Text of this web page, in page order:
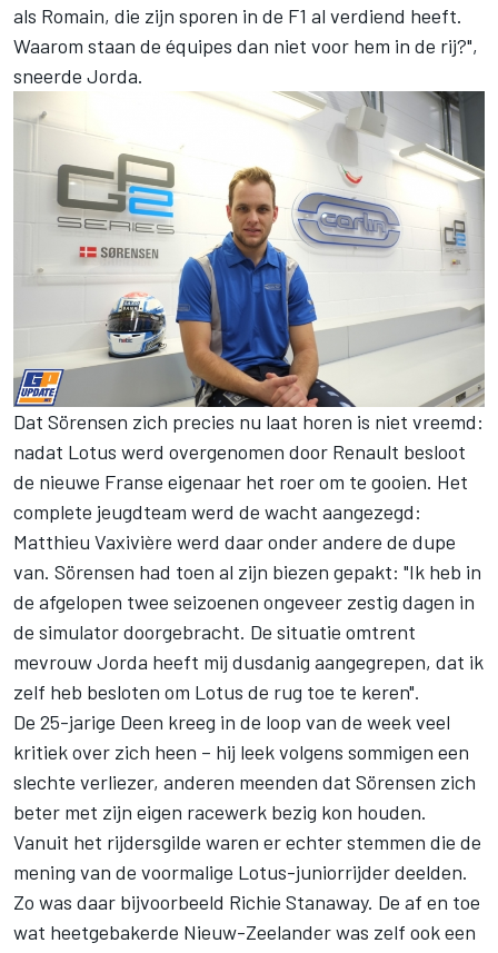
als Romain, die zijn sporen in de F1 al verdiend heeft.
Waarom staan de équipes dan niet voor hem in de rij?",
sneerde Jorda.
Dat Sörensen zich precies nu laat horen is niet vreemd:
nadat Lotus werd overgenomen door Renault besloot
de nieuwe Franse eigenaar het roer om te gooien. Het
complete jeugdteam werd de wacht aangezegd:
Matthieu Vaxivière werd daar onder andere de dupe
van. Sörensen had toen al zijn biezen gepakt: "Ik heb in
de afgelopen twee seizoenen ongeveer zestig dagen in
de simulator doorgebracht. De situatie omtrent
mevrouw Jorda heeft mij dusdanig aangegrepen, dat ik
zelf heb besloten om Lotus de rug toe te keren".
De 25-jarige Deen kreeg in de loop van de week veel
kritiek over zich heen – hij leek volgens sommigen een
slechte verliezer, anderen meenden dat Sörensen zich
beter met zijn eigen racewerk bezig kon houden.
Vanuit het rijdersgilde waren er echter stemmen die de
mening van de voormalige Lotus-juniorrijder deelden.
Zo was daar bijvoorbeeld Richie Stanaway. De af en toe
wat heetgebakerde Nieuw-Zeelander was zelf ook een